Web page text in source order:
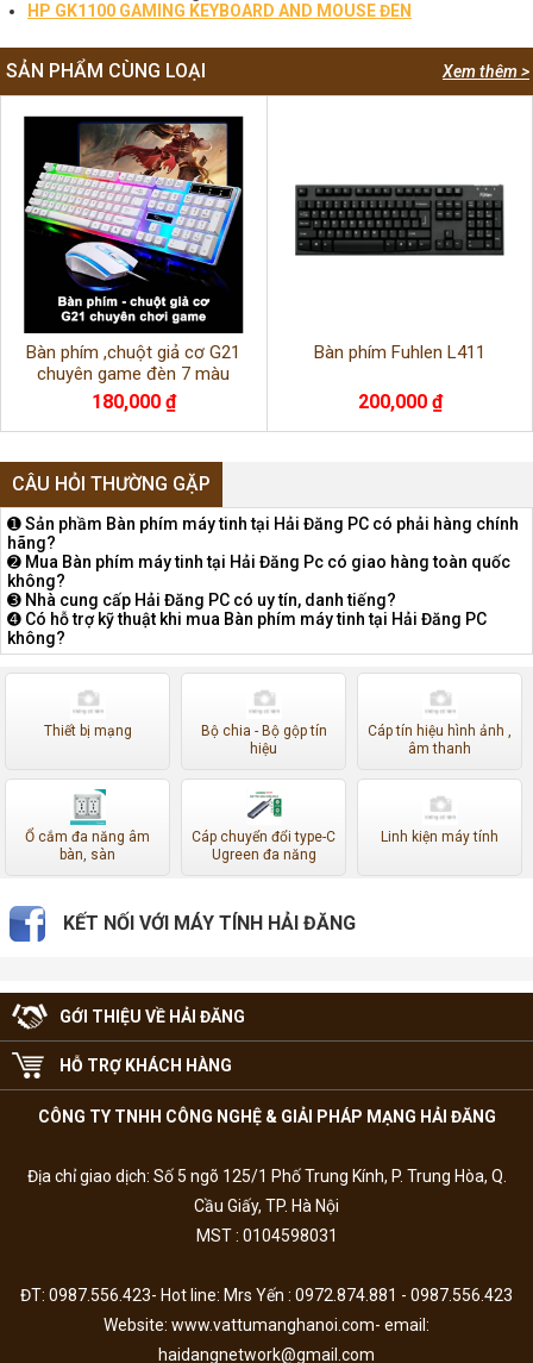
HP GK1100 GAMING KEYBOARD AND MOUSE ĐEN
Xem thêm >
SẢN PHẨM CÙNG LOẠI
Bàn phím ,chuột giả cơ G21
chuyên game đèn 7 màu
180,000 ₫
Bàn phím Fuhlen L411
200,000 ₫
CÂU HỎI THƯỜNG GẶP
➊ Sản phầm Bàn phím máy tinh tại Hải Đăng PC có phải hàng chính
hãng?
➋ Mua Bàn phím máy tinh tại Hải Đăng Pc có giao hàng toàn quốc
không?
➌ Nhà cung cấp Hải Đăng PC có uy tín, danh tiếng?
➍ Có hỗ trợ kỹ thuật khi mua Bàn phím máy tinh tại Hải Đăng PC
không?
Thiết bị mạng
Bộ chia - Bộ gộp tín
hiệu
Cáp tín hiệu hình ảnh ,
âm thanh
Ổ cắm đa năng âm
bàn, sàn
Cáp chuyển đổi type-C
Ugreen đa năng
Linh kiện máy tính
KẾT NỐI VỚI MÁY TÍNH HẢI ĐĂNG
GỚI THIỆU VỀ HẢI ĐĂNG
HỖ TRỢ KHÁCH HÀNG
CÔNG TY TNHH CÔNG NGHỆ & GIẢI PHÁP MẠNG HẢI ĐĂNG
Địa chỉ giao dịch: Số 5 ngõ 125/1 Phố Trung Kính, P. Trung Hòa, Q.
Cầu Giấy, TP. Hà Nội
MST : 0104598031
ĐT: 0987.556.423- Hot line: Mrs Yến : 0972.874.881 - 0987.556.423
Website: www.vattumanghanoi.com- email:
haidangnetwork@gmail.com